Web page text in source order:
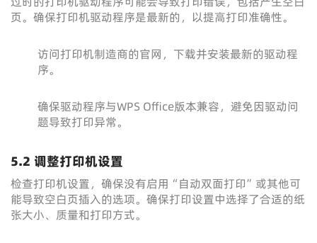
页。确保打印机驱动程序是最新的，以提高打印准确性。
访问打印机制造商的官网，下载并安装最新的驱动程
序。
确保驱动程序与WPS Office版本兼容，避免因驱动问
题导致打印异常。
5.2 调整打印机设置
检查打印机设置，确保没有启用“自动双面打印”或其他可
能导致空白页插入的选项。确保打印设置中选择了合适的纸
张大小、质量和打印方式。